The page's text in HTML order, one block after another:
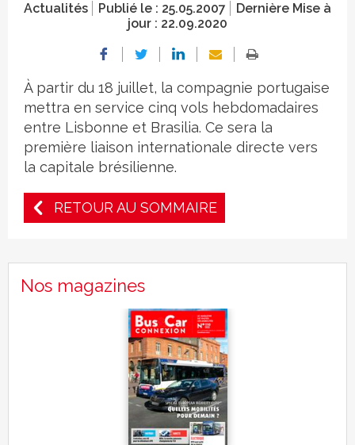
Actualités Publié le : 25.05.2007
Dernière Mise à
jour : 22.09.2020
À partir du 18 juillet, la compagnie portugaise
mettra en service cinq vols hebdomadaires
entre Lisbonne et Brasilia. Ce sera la
première liaison internationale directe vers
la capitale brésilienne.
RETOUR AU SOMMAIRE
Nos magazines